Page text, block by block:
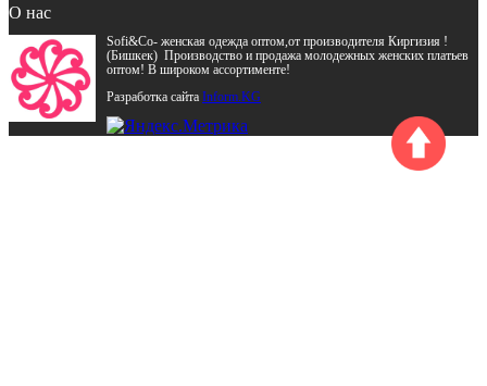
О нас
Sofi&Co- женская одежда оптом,от производителя Киргизия !
(Бишкек) Производство и продажа молодежных женских платьев
оптом! В широком ассортименте!
Разработка сайта Inform.KG